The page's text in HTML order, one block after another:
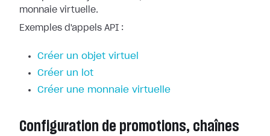
monnaie virtuelle.
Exemples d'appels API :
Créer un objet virtuel
Créer un lot
Créer une monnaie virtuelle
Configuration de promotions, chaînes